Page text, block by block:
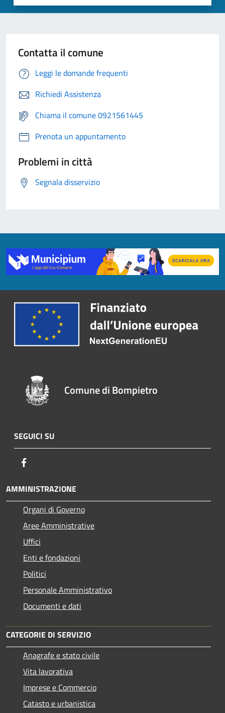
Contatta il comune
Leggi le domande frequenti
Richiedi Assistenza
Chiama il comune 0921561445
Prenota un appuntamento
Problemi in città
Segnala disservizio
Comune di Bompietro
SEGUICI SU
AMMINISTRAZIONE
Organi di Governo
Aree Amministrative
Uffici
Enti e fondazioni
Politici
Personale Amministrativo
Documenti e dati
CATEGORIE DI SERVIZIO
Anagrafe e stato civile
Vita lavorativa
Imprese e Commercio
Catasto e urbanistica